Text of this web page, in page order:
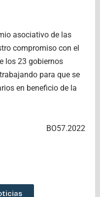
asociativo de las
compromiso con el
los 23 gobiernos
para que se
en beneficio de la
BO57.2022